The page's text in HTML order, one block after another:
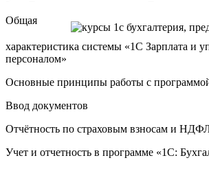
Общая
характеристика системы «1С Зарплата и
персоналом»
Основные принципы работы с
Ввод документов
Отчётность по страховым взносам и
Учет и отчетность в программе «1С: